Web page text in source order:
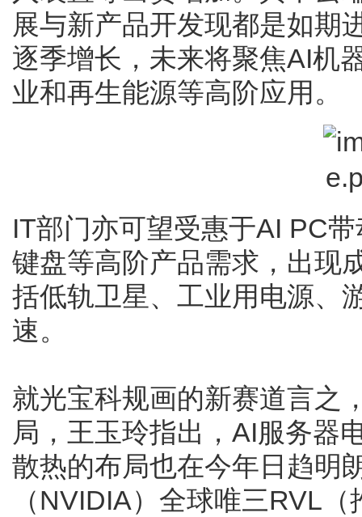
展与新产品开发现都是如期
逐季增长，未来将聚焦AI机
业和再生能源等高阶应用。
IT部门亦可望受惠于AI PC
键盘等高阶产品需求，出现
括低轨卫星、工业用电源、
速。
就光宝科规画的新赛道言之
局，王玉玲指出，AI服务器
散热的布局也在今年日趋明
（NVIDIA）全球唯三RVL